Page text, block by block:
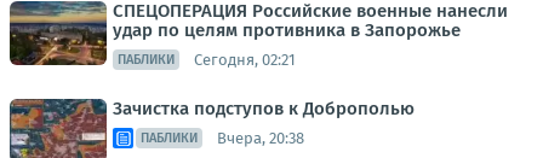
СПЕЦОПЕРАЦИЯ Российские военные нанесли
удар по целям противника в Запорожье
ПАБЛИКИ Сегодня, 02:21
Зачистка подступов к Доброполью
ПАБЛИКИ Вчера, 20:38